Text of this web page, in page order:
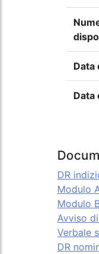
Data
Data
DR
Modulo
Modulo
Avviso
Verbale
DR